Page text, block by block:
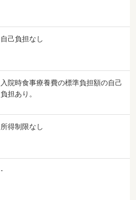
自己負担なし
入院時食事療養費の標準負担額の自己
負担あり。
所得制限なし
-